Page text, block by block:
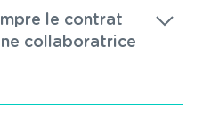
le contrat
collaboratrice